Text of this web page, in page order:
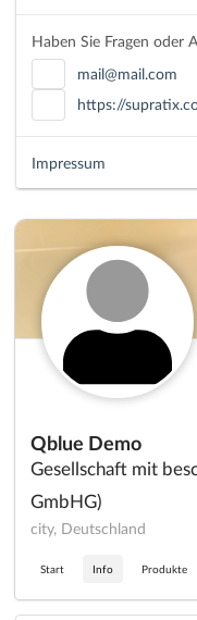
Qblue Demo
Gesellschaft mit
GmbHG)
city, Deutschland
Start Info Produkte
Haben Sie Fragen oder
mail@mail.com
https://
Impressum